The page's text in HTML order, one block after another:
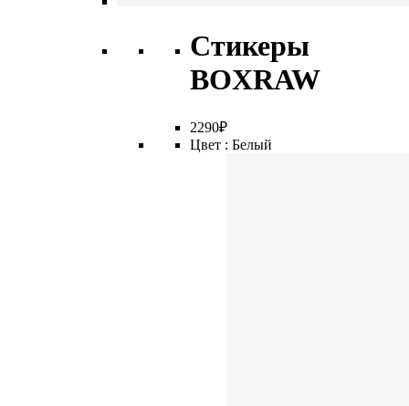
Стикеры
BOXRAW
2290₽
Цвет : Белый